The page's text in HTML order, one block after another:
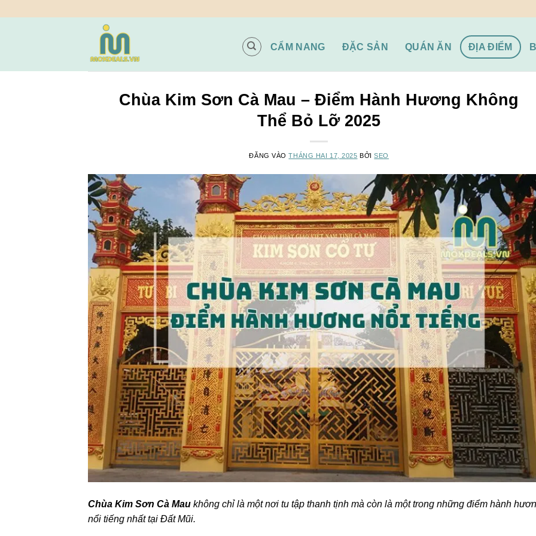
CẨM NANG ĐẶC SẢN QUÁN ĂN ĐỊA ĐIỂM
Chùa Kim Sơn Cà Mau – Điểm Hành Hương Không
Thể Bỏ Lỡ 2025
ĐĂNG VÀOTHÁNG HAI 17, 2025 BỞISEO
Chùa Kim Sơn Cà Mau không chỉ là một nơi tu tập thanh tịnh mà còn là một trong những điểm hành
nổi tiếng nhất tại Đất Mũi.